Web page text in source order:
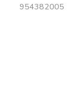
954382005